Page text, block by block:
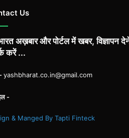
Us
अख़बार और पोर्टल में खबर, विज्ञापन
करें ...
yashbharat.co.in@gmail.com
-
& Manged By Tapti Finteck